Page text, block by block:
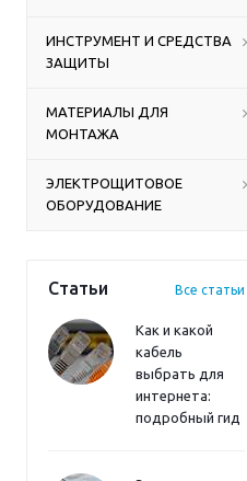
ИНСТРУМЕНТ И СРЕДСТВА
ЗАЩИТЫ
МАТЕРИАЛЫ ДЛЯ
МОНТАЖА
ЭЛЕКТРОЩИТОВОЕ
ОБОРУДОВАНИЕ
Статьи Все статьи
Как и какой
кабель
выбрать для
интернета:
подробный гид